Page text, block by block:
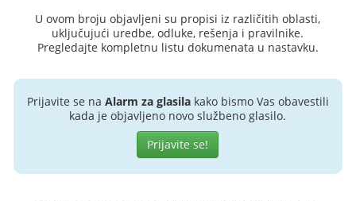
U ovom broju objavljeni su propisi iz različitih oblasti,
uključujući uredbe, odluke, rešenja i pravilnike.
Pregledajte kompletnu listu dokumenata u nastavku.
Prijavite se na Alarm za glasilakako bismo Vas obavestili
kada je objavljeno novo službeno glasilo.
Prijavite se!